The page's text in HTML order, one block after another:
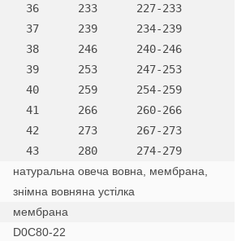
  36      233      227-233
  37      239      234-239
  38      246      240-246
  39      253      247-253
  40      259      254-259
  41      266      260-266
  42      273      267-273
натуральна овеча вовна, мембрана,
знімна вовняна устілка
мембрана
D0C80-22